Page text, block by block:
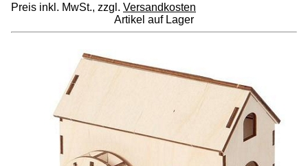
Preis inkl. MwSt., zzgl. Versandkosten
Artikel auf Lager